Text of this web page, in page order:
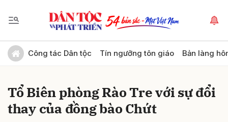
Công tác Dân tộc Tín ngưỡng tôn giáo Bản làng
Tổ Biên phòng Rào Tre với sự đổi
thay của đồng bào Chứt
Gửi bình luận